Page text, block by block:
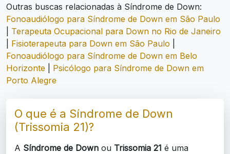
Outras buscas relacionadas à Síndrome de Down:
Fonoaudiólogo para Síndrome de Down em São Paulo
Terapeuta Ocupacional para Down no Rio de Janeiro
Fisioterapeuta para Down em São Paulo
Fonoaudiólogo para Síndrome de Down em Belo
Horizonte
Psicólogo para Síndrome de Down em
Porto Alegre
O que é a Síndrome de Down
(Trissomia 21)?
A Síndrome de Down ou Trissomia 21 é uma